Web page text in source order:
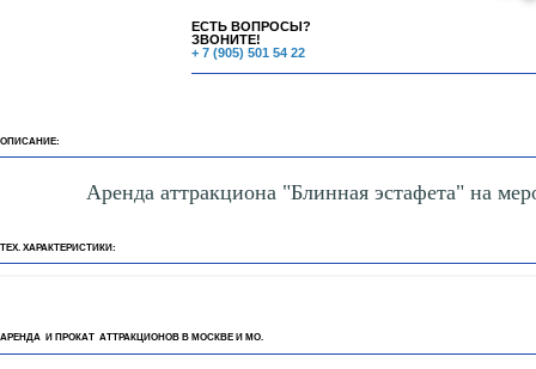
ЕСТЬ ВОПРОСЫ?
ЗВОНИТЕ!
+ 7 (905) 501 54 22
ОПИСАНИЕ:
Аренда аттракциона "Блинная эстафета" на
ТЕХ. ХАРАКТЕРИСТИКИ:
АРЕНДА И ПРОКАТ АТТРАКЦИОНОВ В МОСКВЕ И МО.